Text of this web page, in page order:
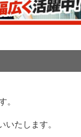
。
たします。